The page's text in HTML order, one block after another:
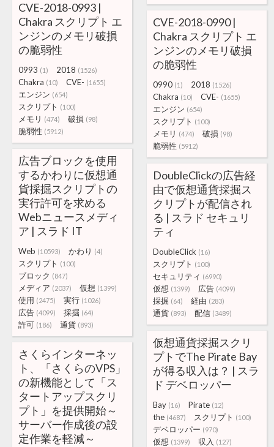
CVE-2018-0993 |
Chakra スクリプト エ
ンジンのメモリ破損
の脆弱性
0993 (1) 2018 (1526)
Chakra (10) CVE- (1655)
エンジン (654)
スクリプト (100)
メモリ (474) 破損 (98)
脆弱性 (5912)
CVE-2018-0990 |
Chakra スクリプト エ
ンジンのメモリ破損
の脆弱性
0990 (1) 2018 (1526)
Chakra (10) CVE- (1655)
エンジン (654)
スクリプト (100)
メモリ (474) 破損 (98)
脆弱性 (5912)
広告ブロックを使用
するかわりに仮想通
貨採掘スクリプトの
実行許可を求める
Webニュースメディ
ア | スラド IT
Web (10593) かわり (4)
スクリプト (100)
ブロック (847)
メディア (2037) 仮想 (1399)
使用 (2475) 実行 (1026)
広告 (4099) 採掘 (64)
許可 (186) 通貨 (893)
DoubleClickの広告経
由で仮想通貨採掘ス
クリプトが配信され
る | スラド セキュリ
ティ
DoubleClick (16)
スクリプト (100)
セキュリティ (6990)
仮想 (1399) 広告 (4099)
採掘 (64) 経由 (283)
通貨 (893) 配信 (3489)
仮想通貨採掘スクリ
プトでThe Pirate Bay
が得る収入は？ | スラ
ド デベロッパー
Bay (16) Pirate (12)
the (4687) スクリプト (100)
デベロッパー (970)
仮想 (1399) 収入 (127)
さくらインターネッ
ト、「さくらのVPS」
の新機能として「ス
タートアップスクリ
プト」を提供開始～
サーバー作成後の設
定作業を軽減～